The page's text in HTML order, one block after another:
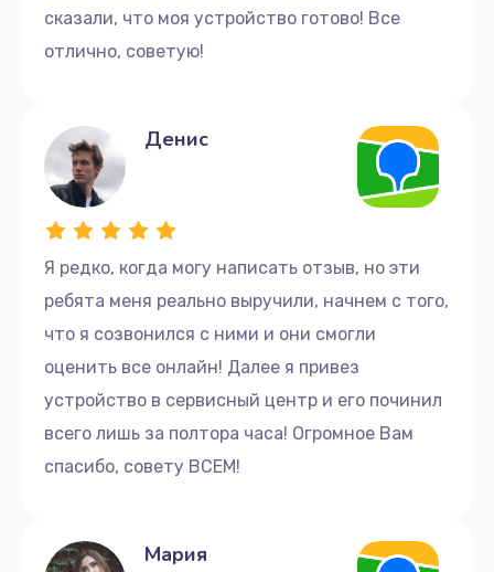
сказали, что моя устройство готово! Все
отлично, советую!
Я редко, когда могу написать отзыв, но эти
ребята меня реально выручили, начнем с того,
что я созвонился с ними и они смогли
оценить все онлайн! Далее я привез
устройство в сервисный центр и его починил
всего лишь за полтора часа! Огромное Вам
спасибо, совету ВСЕМ!
Денис
Мария